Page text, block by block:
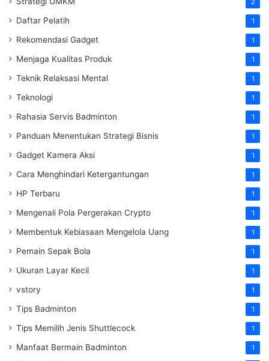
2
Daftar Pelatih 1
Rekomendasi Gadget 1
Menjaga Kualitas Produk 1
Teknik Relaksasi Mental 1
Teknologi 1
Rahasia Servis Badminton 1
Panduan Menentukan Strategi Bisnis 1
Gadget Kamera Aksi 1
Cara Menghindari Ketergantungan 1
HP Terbaru 1
Mengenali Pola Pergerakan Crypto 1
Membentuk Kebiasaan Mengelola Uang 1
Pemain Sepak Bola 1
Ukuran Layar Kecil 1
vstory 1
Tips Badminton 1
Tips Memilih Jenis Shuttlecock 1
Manfaat Bermain Badminton 1